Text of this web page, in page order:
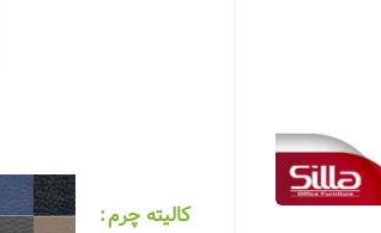
کالیته چرم